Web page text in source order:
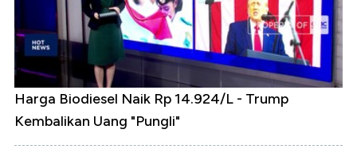
Harga Biodiesel Naik Rp 14.924/L - Trump
Kembalikan Uang "Pungli"